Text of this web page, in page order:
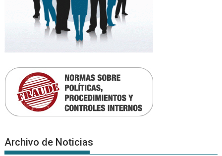
Archivo de Noticias